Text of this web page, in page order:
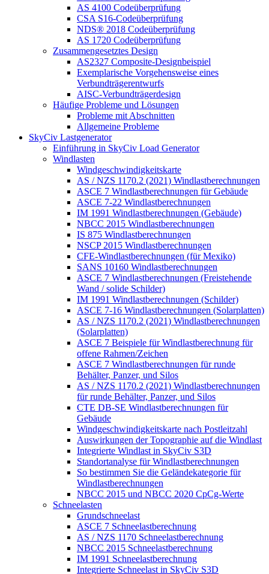
AS 4100 Codeüberprüfung
CSA S16-Codeüberprüfung
NDS® 2018 Codeüberprüfung
AS 1720 Codeüberprüfung
Zusammengesetztes Design
AS2327 Composite-Designbeispiel
Exemplarische Vorgehensweise eines
Verbundträgerentwurfs
AISC-Verbundträgerdesign
Häufige Probleme und Lösungen
Probleme mit Abschnitten
Allgemeine Probleme
SkyCiv Lastgenerator
Einführung in SkyCiv Load Generator
Windlasten
Windgeschwindigkeitskarte
AS / NZS 1170.2 (2021) Windlastberechnungen
ASCE 7 Windlastberechnungen für Gebäude
ASCE 7-22 Windlastberechnungen
IM 1991 Windlastberechnungen (Gebäude)
NBCC 2015 Windlastberechnungen
IS 875 Windlastberechnungen
NSCP 2015 Windlastberechnungen
CFE-Windlastberechnungen (für Mexiko)
SANS 10160 Windlastberechnungen
ASCE 7 Windlastberechnungen (Freistehende
Wand / solide Schilder)
IM 1991 Windlastberechnungen (Schilder)
ASCE 7-16 Windlastberechnungen (Solarplatten)
AS / NZS 1170.2 (2021) Windlastberechnungen
(Solarplatten)
ASCE 7 Beispiele für Windlastberechnung für
offene Rahmen/Zeichen
ASCE 7 Windlastberechnungen für runde
Behälter, Panzer, und Silos
AS / NZS 1170.2 (2021) Windlastberechnungen
für runde Behälter, Panzer, und Silos
CTE DB-SE Windlastberechnungen für
Gebäude
Windgeschwindigkeitskarte nach Postleitzahl
Auswirkungen der Topographie auf die Windlast
Integrierte Windlast in SkyCiv S3D
Standortanalyse für Windlastberechnungen
So bestimmen Sie die Geländekategorie für
Windlastberechnungen
NBCC 2015 und NBCC 2020 CpCg-Werte
Schneelasten
Grundschneelast
ASCE 7 Schneelastberechnung
AS / NZS 1170 Schneelastberechnung
NBCC 2015 Schneelastberechnung
IM 1991 Schneelastberechnung
Integrierte Schneelast in SkyCiv S3D